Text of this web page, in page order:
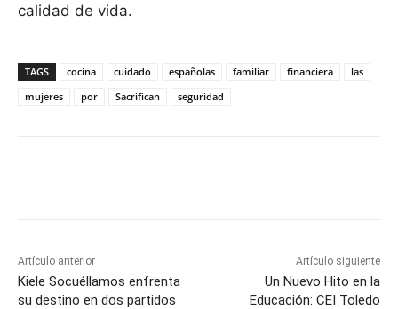
calidad de vida.
TAGS cocina cuidado españolas familiar financiera
las
mujeres
por Sacrifican seguridad
Artículo anterior
Kiele Socuéllamos enfrenta
su destino en dos partidos
Artículo siguiente
Un Nuevo Hito en la
Educación: CEI Toledo